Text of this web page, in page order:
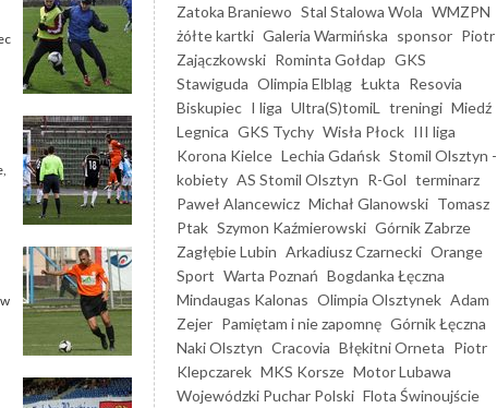
Zatoka Braniewo Stal Stalowa Wola WMZPN
żółte kartki Galeria Warmińska sponsor Piotr
Zajączkowski Rominta Gołdap GKS
Stawiguda Olimpia Elbląg Łukta Resovia
Biskupiec I liga Ultra(S)tomiL treningi Miedź
Legnica GKS Tychy Wisła Płock III liga
Korona Kielce Lechia Gdańsk Stomil Olsztyn -
kobiety AS Stomil Olsztyn R-Gol terminarz
Paweł Alancewicz Michał Glanowski Tomasz
Ptak Szymon Kaźmierowski Górnik Zabrze
Zagłębie Lubin Arkadiusz Czarnecki Orange
Sport Warta Poznań Bogdanka Łęczna
Mindaugas Kalonas Olimpia Olsztynek Adam
Zejer Pamiętam i nie zapomnę Górnik Łęczna
Naki Olsztyn Cracovia Błękitni Orneta Piotr
Klepczarek MKS Korsze Motor Lubawa
Wojewódzki Puchar Polski Flota Świnoujście